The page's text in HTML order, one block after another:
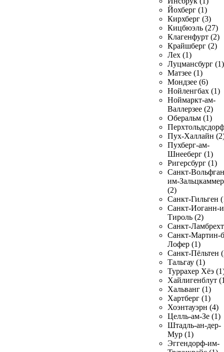
Йохберг (1)
Кирхберг (3)
Кицбюэль (27)
Клагенфурт (2)
Крайшберг (2)
Лех (1)
Луцмансбург (1)
Матзее (1)
Мондзее (6)
Нойленгбах (1)
Ноймаркт-ам-
Валлерзее (2)
Оберальм (1)
Пух-Халлайн
Пухберг-ам-
Шнееберг (1)
Ригерсбург (1)
Санкт-
им-
(2)
Санкт-Гильген
Санкт-Иоганн-
Тироль (2)
Санкт-
Санкт-Мартин-
Лофер (1)
Санкт-Пёльтен
Тальгау (1)
Туррахер Хёэ
Хайлигенблут
Хальванг (1)
Хартберг (1)
Хоэнтауэрн (4)
Целль-ам-Зе (1)
Штадль-ан-дер-
Мур (1)
Эггендорф-им-